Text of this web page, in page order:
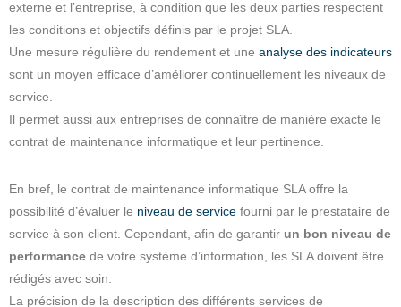
externe et l’entreprise, à condition que les deux parties respectent
les conditions et objectifs définis par le projet SLA.
Une mesure régulière du rendement et une analyse des indicateurs
sont un moyen efficace d’améliorer continuellement les niveaux de
service.
Il permet aussi aux entreprises de connaître de manière exacte le
contrat de maintenance informatique et leur pertinence.
En bref, le contrat de maintenance informatique SLA offre la
possibilité d’évaluer le niveau de service fourni par le prestataire de
service à son client. Cependant, afin de garantir un bon niveau de
performance de votre système d’information, les SLA doivent être
rédigés avec soin.
La précision de la description des différents services de